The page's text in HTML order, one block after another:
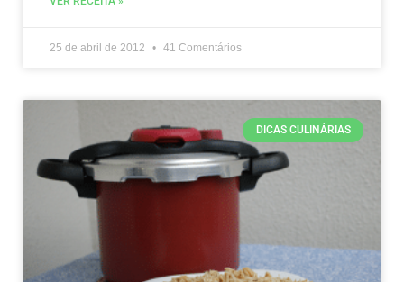
25 de abril de 2012 41 Comentários
DICAS CULINÁRIAS